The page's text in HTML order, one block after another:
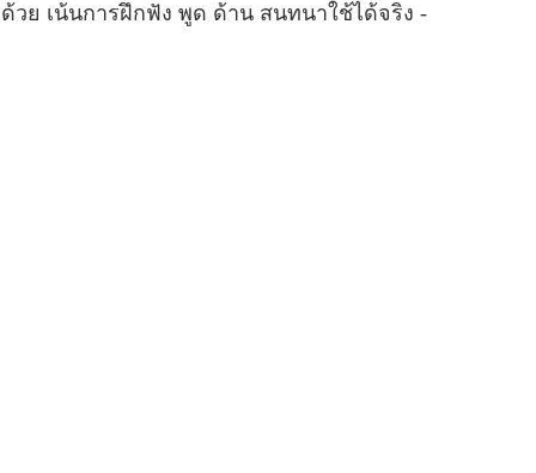
วย เน้นการฝึกฟัง พูด ด้าน สนทนาใช้ได้จริง -